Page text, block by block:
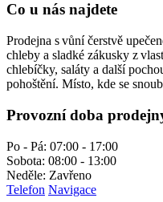
Co u nás najdete
Prodejna s vůní čerstvě
chleby a sladké zákusky z
chlebíčky, saláty a další
pohoštění. Místo, kde se
Provozní doba
Po - Pá: 07:00 - 17:00
Sobota: 08:00 - 13:00
Neděle: Zavřeno
Telefon Navigace